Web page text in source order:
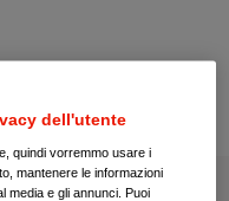
dell'utente
quindi vorremmo usare i
mantenere le informazioni
media e gli annunci. Puoi